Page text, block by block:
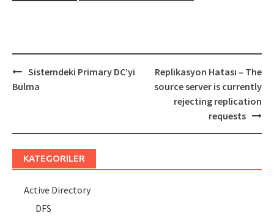
Post
navigation
Sistemdeki Primary DC’yi
Bulma
Replikasyon Hatası – The
source server is currently
rejecting replication
requests
KATEGORILER
Active Directory
DFS